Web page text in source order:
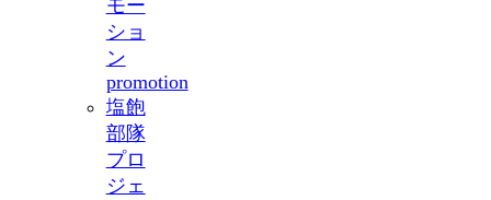
モー
ショ
ン
promotion
塩飽
部隊
プロ
ジェ